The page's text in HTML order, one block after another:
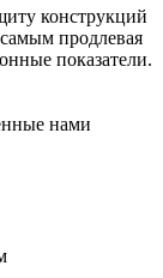
конструкций
продлевая
показатели.
нами